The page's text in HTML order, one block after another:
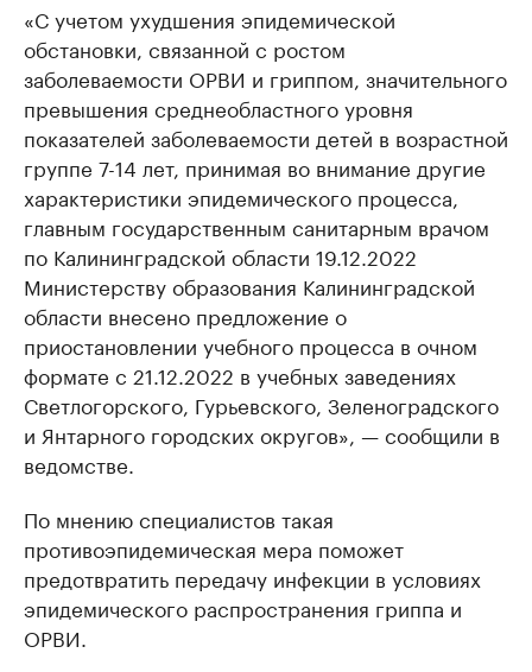
«С учетом ухудшения эпидемической
обстановки, связанной с ростом
заболеваемости ОРВИ и гриппом, значительного
превышения среднеобластного уровня
показателей заболеваемости детей в возрастной
группе 7-14 лет, принимая во внимание другие
характеристики эпидемического процесса,
главным государственным санитарным врачом
по Калининградской области 19.12.2022
Министерству образования Калининградской
области внесено предложение о
приостановлении учебного процесса в очном
формате с 21.12.2022 в учебных заведениях
Светлогорского, Гурьевского, Зеленоградского
и Янтарного городских округов», — сообщили в
ведомстве.
По мнению специалистов такая
противоэпидемическая мера поможет
предотвратить передачу инфекции в условиях
эпидемического распространения гриппа и
ОРВИ.